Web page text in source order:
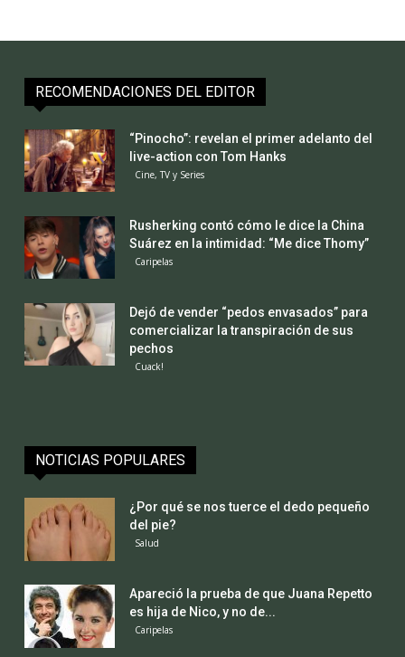
RECOMENDACIONES DEL EDITOR
“Pinocho”: revelan el primer adelanto del
live-action con Tom Hanks
Cine, TV y Series
Rusherking contó cómo le dice la China
Suárez en la intimidad: “Me dice Thomy”
Caripelas
Dejó de vender “pedos envasados” para
comercializar la transpiración de sus
pechos
Cuack!
NOTICIAS POPULARES
¿Por qué se nos tuerce el dedo pequeño
del pie?
Salud
Apareció la prueba de que Juana Repetto
es hija de Nico, y no de...
Caripelas